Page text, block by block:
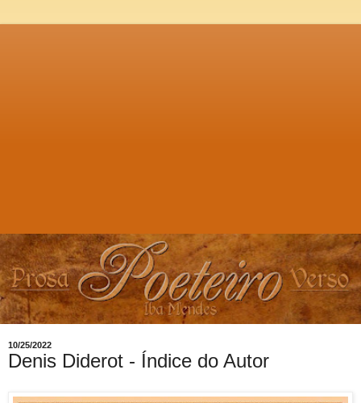
10/25/2022
Denis Diderot - Índice do Autor